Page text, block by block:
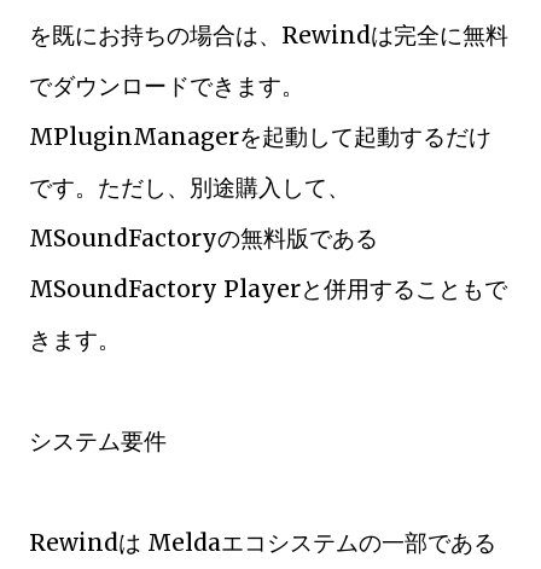
を既にお持ちの場合は、Rewindは完全に無料
でダウンロードできます。
MPluginManagerを起動して起動するだけ
です。ただし、別途購入して、
MSoundFactoryの無料版である
MSoundFactory Playerと併用することもで
きます。
システム要件
Rewindは Meldaエコシステムの一部である